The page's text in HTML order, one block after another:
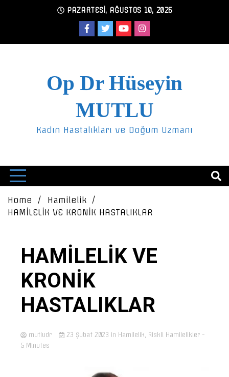
PAZARTESI, AĞUSTOS 10, 2026
Op Dr Hüseyin
MUTLU
Kadın Hastalıkları ve Doğum Uzmanı
Home
Hamilelik
HAMİLELİK VE KRONİK HASTALIKLAR
HAMİLELİK VE
KRONİK
HASTALIKLAR
mutludr 23 Şubat 2023 in Hamilelik, Riskli Hamilelikler -
5 Minutes